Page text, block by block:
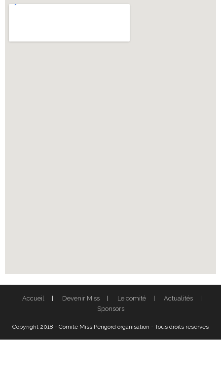
Accueil Devenir Miss Le comité
Actualités
Sponsors
Copyright 2018 - Comité Miss Périgord organisation - Tous droits réservés